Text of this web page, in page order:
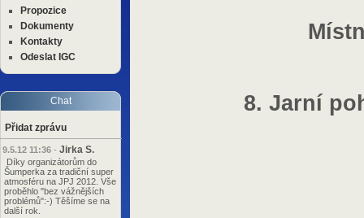
Propozice
Dokumenty
Kontakty
Odeslat IGC
Chat
Přidat zprávu
9.5.12 11:36 - Jirka S.
Díky organizátorům do
Šumperka za tradiční super
atmosféru na JPJ 2012. Vše
proběhlo "bez vážnějších
problémů":-) Těšíme se na
další rok.
8. Jarní